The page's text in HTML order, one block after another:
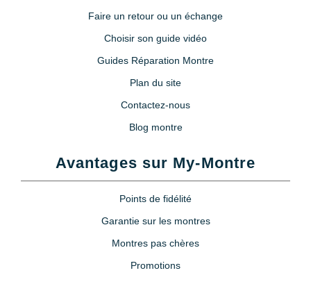
7,90 €
Lubrijoint – Graisse pour Joint
8,90 €
Poire soufflante anti poussière +
5,90 €
Poire soufflante pour appareil
photo et montre
Faire un retour ou un échange
Choisir son guide vidéo
Guides Réparation Montre
Plan du site
Contactez-nous
Blog montre
Avantages sur My-Montre
Points de fidélité
Garantie sur les montres
Montres pas chères
Promotions